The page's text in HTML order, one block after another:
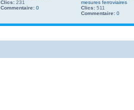
Clics: 231
Commentaire: 0
mesures ferroviaires
Clics: 511
Commentaire: 0